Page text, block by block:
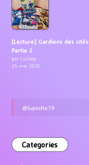
[Lecture] Gardiens des
Partie 2
par LuCioLe
25 mai 2026
@lupiotte79
Categories